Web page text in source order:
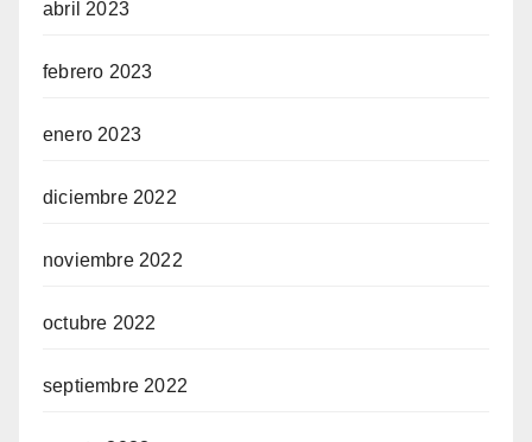
abril 2023
febrero 2023
enero 2023
diciembre 2022
noviembre 2022
octubre 2022
septiembre 2022